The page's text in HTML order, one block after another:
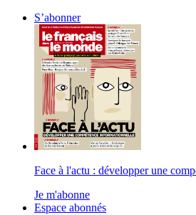
S’abonner
Face à l'actu : développer une
Je m'abonne
Espace abonnés